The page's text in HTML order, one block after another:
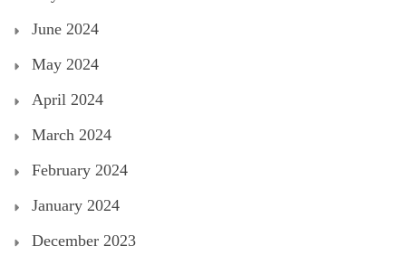
June 2024
May 2024
April 2024
March 2024
February 2024
January 2024
December 2023